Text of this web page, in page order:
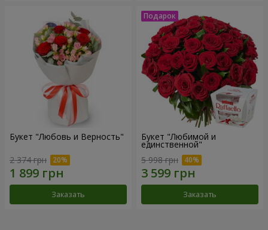
Букет "Любовь и Верность"
2 374 грн
Заказать
Букет "Любимой и
единственной"
5 998 грн
Заказать